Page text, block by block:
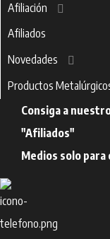
Afiliación
Afiliados
Novedades
Productos
Consiga a
"Afiliados"
Medios solo para